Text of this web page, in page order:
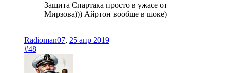
Защита Спартака просто в ужасе от
Мирзова))) Айртон вообще в шоке)
Radioman07, 25 апр 2019
#48